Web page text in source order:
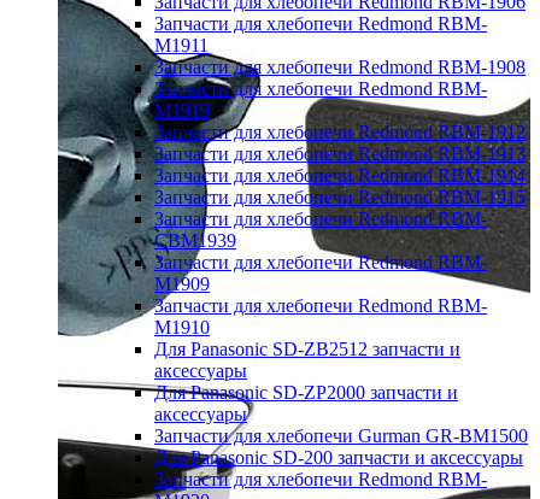
Запчасти для хлебопечи Redmond RBM-
M1911
Запчасти для хлебопечи Redmond RBM-1908
Запчасти для хлебопечи Redmond RBM-
M1919
Запчасти для хлебопечи Redmond RBM-1912
Запчасти для хлебопечи Redmond RBM-1913
Запчасти для хлебопечи Redmond RBM-1914
Запчасти для хлебопечи Redmond RBM-1915
Запчасти для хлебопечи Redmond RBM-
CBM1939
Запчасти для хлебопечи Redmond RBM-
M1909
Запчасти для хлебопечи Redmond RBM-
M1910
Для Panasonic SD-ZB2512 запчасти и
аксессуары
Для Panasonic SD-ZP2000 запчасти и
аксессуары
Запчасти для хлебопечи Gurman GR-BM1500
Для Panasonic SD-200 запчасти и аксессуары
Запчасти для хлебопечи Redmond RBM-